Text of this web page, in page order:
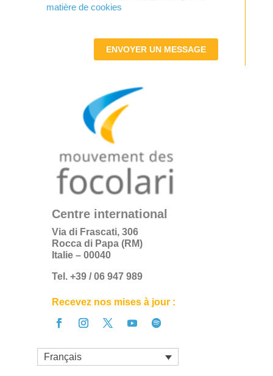
matière de cookies
ENVOYER UN MESSAGE
Centre international
Via di Frascati, 306
Rocca di Papa (RM)
Italie – 00040
Tel. +39 / 06 947 989
Recevez nos mises à jour :
Français